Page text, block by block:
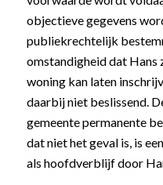
objectieve gegevens
publiekrechtelijk
omstandigheid dat Hans
woning kan laten
daarbij niet beslissend.
gemeente permanente
dat niet het geval is, is
als hoofdverblijf door